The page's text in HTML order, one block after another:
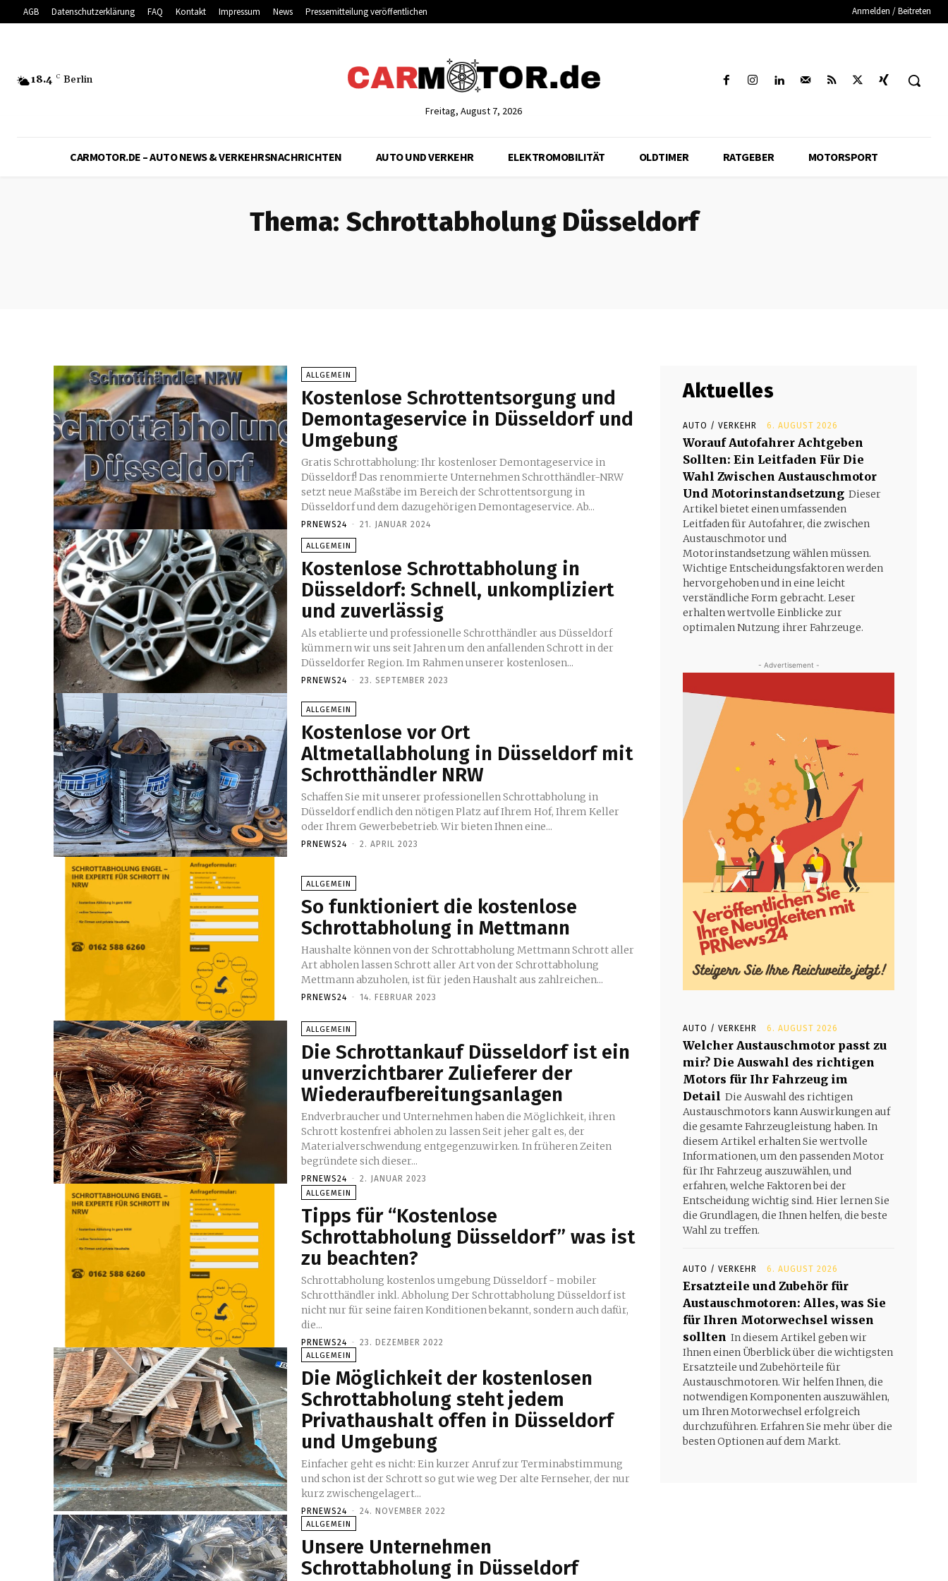
AGB Datenschutzerklärung FAQ Kontakt Impressum News Pressemitteilung veröffentlichen Anmelden / Beitreten
18.4 C Berlin
Freitag, August 7, 2026
CARMOTOR.DE – AUTO NEWS & VERKEHRSNACHRICHTEN AUTO UND VERKEHR ELEKTROMOBILITÄT OLDTIMER RATGEBER MOTORSPORT
Thema: Schrottabholung Düsseldorf
ALLGEMEIN
Kostenlose Schrottentsorgung und
Demontageservice in Düsseldorf und
Umgebung
Gratis Schrottabholung: Ihr kostenloser Demontageservice in
Düsseldorf! Das renommierte Unternehmen Schrotthändler-NRW
setzt neue Maßstäbe im Bereich der Schrottentsorgung in
Düsseldorf und dem dazugehörigen Demontageservice. Ab...
PRNEWS24 - 21. JANUAR 2024
ALLGEMEIN
Kostenlose Schrottabholung in
Düsseldorf: Schnell, unkompliziert
und zuverlässig
Als etablierte und professionelle Schrotthändler aus Düsseldorf
kümmern wir uns seit Jahren um den anfallenden Schrott in der
Düsseldorfer Region. Im Rahmen unserer kostenlosen...
PRNEWS24 - 23. SEPTEMBER 2023
ALLGEMEIN
Kostenlose vor Ort
Altmetallabholung in Düsseldorf mit
Schrotthändler NRW
Schaffen Sie mit unserer professionellen Schrottabholung in
Düsseldorf endlich den nötigen Platz auf Ihrem Hof, Ihrem Keller
oder Ihrem Gewerbebetrieb. Wir bieten Ihnen eine...
PRNEWS24 - 2. APRIL 2023
ALLGEMEIN
So funktioniert die kostenlose
Schrottabholung in Mettmann
Haushalte können von der Schrottabholung Mettmann Schrott aller
Art abholen lassen Schrott aller Art von der Schrottabholung
Mettmann abzuholen, ist für jeden Haushalt aus zahlreichen...
PRNEWS24 - 14. FEBRUAR 2023
ALLGEMEIN
Die Schrottankauf Düsseldorf ist ein
unverzichtbarer Zulieferer der
Wiederaufbereitungsanlagen
Endverbraucher und Unternehmen haben die Möglichkeit, ihren
Schrott kostenfrei abholen zu lassen Seit jeher galt es, der
Materialverschwendung entgegenzuwirken. In früheren Zeiten
begründete sich dieser...
PRNEWS24 - 2. JANUAR 2023
ALLGEMEIN
Tipps für “Kostenlose
Schrottabholung Düsseldorf” was ist
zu beachten?
Schrottabholung kostenlos umgebung Düsseldorf - mobiler
Schrotthändler inkl. Abholung Der Schrottabholung Düsseldorf ist
nicht nur für seine fairen Konditionen bekannt, sondern auch dafür,
die...
PRNEWS24 - 23. DEZEMBER 2022
ALLGEMEIN
Die Möglichkeit der kostenlosen
Schrottabholung steht jedem
Privathaushalt offen in Düsseldorf
und Umgebung
Einfacher geht es nicht: Ein kurzer Anruf zur Terminabstimmung
und schon ist der Schrott so gut wie weg Der alte Fernseher, der nur
kurz zwischengelagert...
PRNEWS24 - 24. NOVEMBER 2022
ALLGEMEIN
Unsere Unternehmen
Schrottabholung in Düsseldorf
Aktuelles
AUTO / VERKEHR 6. AUGUST 2026
Worauf Autofahrer Achtgeben
Sollten: Ein Leitfaden Für Die
Wahl Zwischen Austauschmotor
Und Motorinstandsetzung Dieser
Artikel bietet einen umfassenden
Leitfaden für Autofahrer, die zwischen
Austauschmotor und
Motorinstandsetzung wählen müssen.
Wichtige Entscheidungsfaktoren werden
hervorgehoben und in eine leicht
verständliche Form gebracht. Leser
erhalten wertvolle Einblicke zur
optimalen Nutzung ihrer Fahrzeuge.
- Advertisement -
AUTO / VERKEHR 6. AUGUST 2026
Welcher Austauschmotor passt zu
mir? Die Auswahl des richtigen
Motors für Ihr Fahrzeug im
Detail Die Auswahl des richtigen
Austauschmotors kann Auswirkungen auf
die gesamte Fahrzeugleistung haben. In
diesem Artikel erhalten Sie wertvolle
Informationen, um den passenden Motor
für Ihr Fahrzeug auszuwählen, und
erfahren, welche Faktoren bei der
Entscheidung wichtig sind. Hier lernen Sie
die Grundlagen, die Ihnen helfen, die beste
Wahl zu treffen.
AUTO / VERKEHR 6. AUGUST 2026
Ersatzteile und Zubehör für
Austauschmotoren: Alles, was Sie
für Ihren Motorwechsel wissen
sollten In diesem Artikel geben wir
Ihnen einen Überblick über die wichtigsten
Ersatzteile und Zubehörteile für
Austauschmotoren. Wir helfen Ihnen, die
notwendigen Komponenten auszuwählen,
um Ihren Motorwechsel erfolgreich
durchzuführen. Erfahren Sie mehr über die
besten Optionen auf dem Markt.